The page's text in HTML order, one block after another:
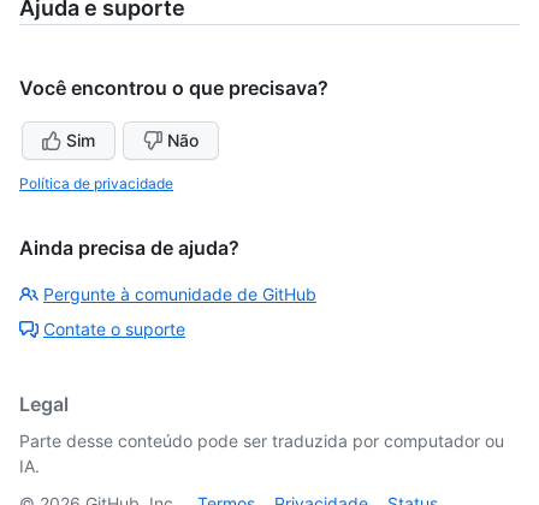
Ajuda e suporte
Você encontrou o que precisava?
Sim Não
Política de privacidade
Ainda precisa de ajuda?
Pergunte à comunidade de GitHub
Contate o suporte
Legal
Parte desse conteúdo pode ser traduzida por computador ou
IA.